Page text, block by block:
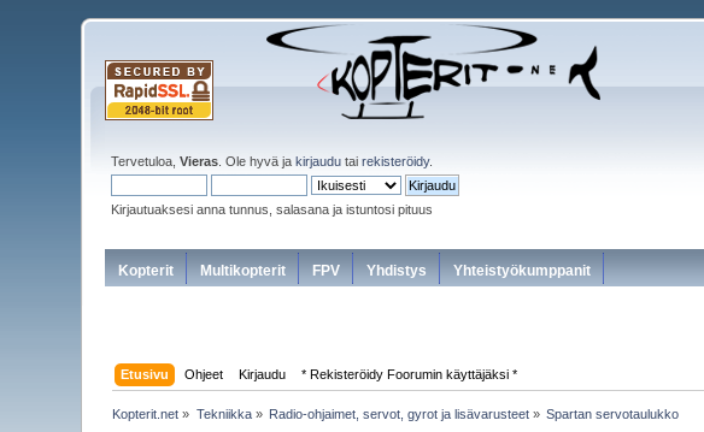
Tervetuloa,Vieras . Ole hyvä jakirjaudu tairekisteröidy.
Kirjautuaksesi anna tunnus, salasana ja istuntosi pituus
Kopterit Multikopterit FPV Yhdistys Yhteistyökumppanit
Etusivu Ohjeet Kirjaudu * Rekisteröidy Foorumin käyttäjäksi *
Kopterit.net » Tekniikka» Radio-ohjaimet, servot, gyrot ja lisävarusteet » Spartan servotaulukko